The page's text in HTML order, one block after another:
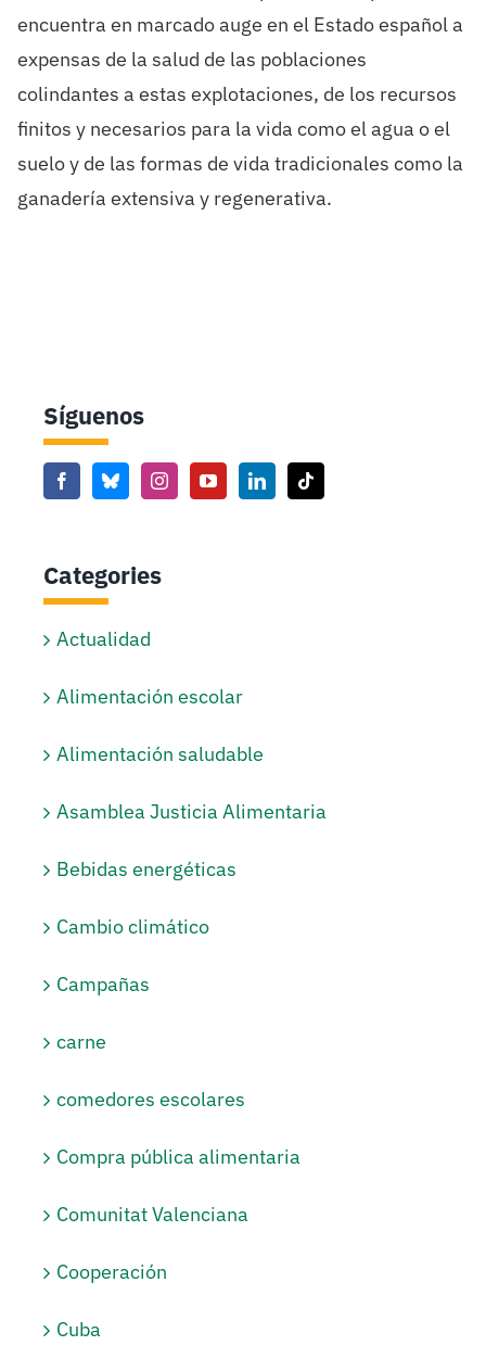
encuentra en marcado auge en el Estado español a
expensas de la salud de las poblaciones
colindantes a estas explotaciones, de los recursos
finitos y necesarios para la vida como el agua o el
suelo y de las formas de vida tradicionales como la
ganadería extensiva y regenerativa.
Síguenos
Categories
Actualidad
Alimentación escolar
Alimentación saludable
Asamblea Justicia Alimentaria
Bebidas energéticas
Cambio climático
Campañas
carne
comedores escolares
Compra pública alimentaria
Comunitat Valenciana
Cooperación
Cuba